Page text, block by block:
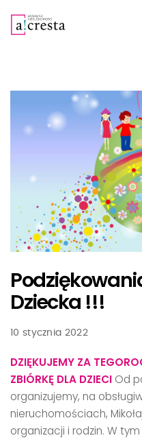
Dziecka !!!
10 stycznia 2022
DZIĘKUJEMY ZA
ZBIÓRKĘ DLA DZIECI Od
organizujemy, na
nieruchomościach,
organizacji i rodzin. W